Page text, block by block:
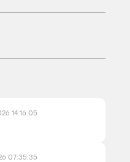
14:16:05
07:35:35